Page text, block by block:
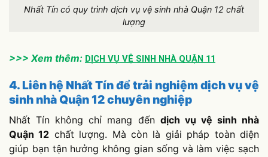
Nhất Tín có quy trình dịch vụ vệ sinh nhà Quận 12 chất
lượng
>>> Xem thêm: DỊCH VỤ VỆ SINH NHÀ QUẬN 11
4. Liên hệ Nhất Tín để trải nghiệm dịch vụ vệ
sinh nhà Quận 12 chuyên nghiệp
Nhất Tín không chỉ mang đến dịch vụ vệ sinh nhà
Quận 12 chất lượng. Mà còn là giải pháp toàn diện
giúp bạn tận hưởng không gian sống và làm việc sạch